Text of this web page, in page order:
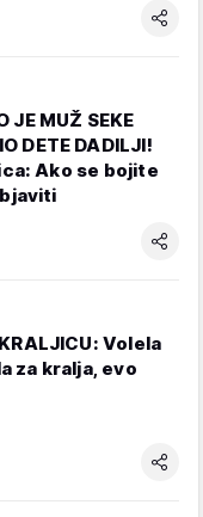
JE MUŽ SEKE
DETE DADILJI!
Ako se bojite
Volela
za kralja, evo